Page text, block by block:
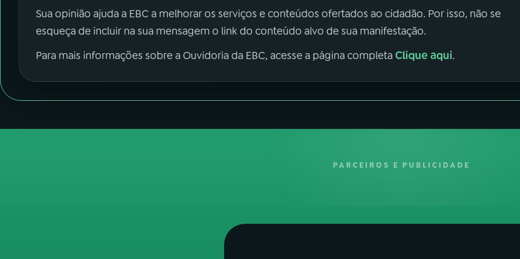
Sua opinião ajuda a EBC a melhorar os serviços e conteúdos ofertados ao cidadão. Por isso, não se
esqueça de incluir na sua mensagem o link do conteúdo alvo de sua manifestação.
Para mais informações sobre a Ouvidoria da EBC, acesse a página completaClique aqui.
PARCEIROS E PUBLICIDADE